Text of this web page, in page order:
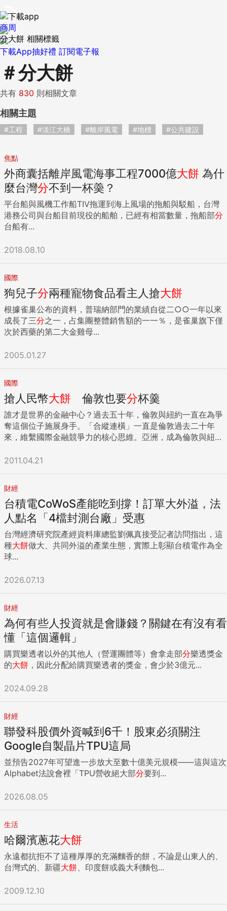
下載App抽好禮 訂閱電子報
商周
分大餅 相關標籤
＃分大餅
共有 830 則相關文章
相關主題
#工程 #淡江大橋 #離岸風電 #地標 #公共建設
焦點
外商囊括離岸風電海事工程7000億大餅 為什
麼台灣分不到一杯羮？
平台船與風機工作船TIV拖運到海上風場的拖船與駁船，台灣
港務公司與台船目前現役的船舶，已經有相當數量，拖船部分
台船有...
2018.08.10
國際
狗兒子分兩種寵物食品看主人搶大餅
根據雀巢公布的資料，普瑞納部門的業績自從二○○一年以來
成長了三分之一，占集團整體銷售額的一一％，是雀巢旗下僅
次於西藥的第二大金雞母...
2005.01.27
國際
搶人民幣大餅 倫敦也要分杯羹
誰才是世界的金融中心？過去五十年，倫敦與紐約一直在為爭
奪這個位子施展身手。「合縱連橫」一直是倫敦過去二十年
來，維繫國際金融競爭力的核心思維。亞洲，成為倫敦與紐約
法單獨吃下，」四月十二日，將鏡頭拉到上海，倫敦金融城市
的企圖心。 再回推到一個月前的倫敦金融城，英國的金融心
臟。白爾雅招待包括《商業周刊》在內的亞洲國際媒體記者
團，說明擁抱亞洲的積極態度；隔不到一個月，更展開亞洲巡
迴之旅。 今年三月二十二日英國智庫ZYen Group發表全球金
融中心排名調查，五年前僅三個亞洲城市進入全球前二十大，
如今香港、新加坡、上海，甚至台北等八個城市名列其中。這
就不難理解，白爾雅積極參訪的戰略目的。 倫敦證交所吸引亞
遠雄集團今年一月二十日才到倫敦掛牌第二上市，「審查期比
其他地方短，對中國投資不受五千萬美元投資上限限制，」則
是遠雄選擇倫敦的原因。 然而當前，倫敦與紐約都面臨金融修
法的政治壓力。「過去英國的金融監理哲學是等犯錯證據出現
才處理，我們現在希望可以有更多預防機制。」英國金融服務
管理局（FSA）首長Hector Sants表示。 籌資管道變多，有利
台企 金融機構管理趨嚴，讓英國金融巨擘巴克萊銀行與滙豐銀
行有意將總部搬離倫敦，還引發紐約與倫敦兩大市長口水戰。
外電報導紐約市長彭博（Michael Bloomberg）歡迎巴克萊消
息曝光，倫敦市長強生（Boris Johnson）回擊，要紐約把手
拿開， 「巴克萊是我們的。」 儘管如此，金管會國際處處長
許欽洲觀察，「就像是菜市場，儘管商品品項要多才有競爭
力，可是賣的蔬果不能有農藥，是基本的要求，」無論倫敦或
紐約都無法置身其外。 這波新局勢，對台灣影響是什麼？首
先，企業籌資管道選擇更國際化，其次，台灣的金融環境，在
包括本國企業在內，全球資金都在尋求新港灣時，還有沒有競
爭力。倫敦與紐約爭做全球第一，不過是這股新潮流下的縮
影。 ...
2011.04.21
財經
台積電CoWoS產能吃到撐！訂單大外溢，法
人點名「4檔封測台廠」受惠
台灣經濟研究院產經資料庫總監劉佩真接受記者訪問指出，這
種大餅做大、共同外溢的產業生態，實際上彰顯台積電作為全
球...
2026.07.13
財經
為何有些人投資就是會賺錢？關鍵在有沒有看
懂「這個邏輯」
購買樂透者以外的其他人（營運團體等）會拿走部分樂透獎金
的大餅 ，因此分配給購買樂透者的獎金，會少於3億元...
2024.09.28
財經
聯發科股價外資喊到6千！股東必須關注
Google自製晶片TPU這局
並預告2027年可望進一步放大至數十億美元規模——這與這次
Alphabet法說會裡「TPU營收絕大部分要到...
2026.08.05
生活
哈爾濱蔥花大餅
永遠都抗拒不了這種厚厚的充滿麵香的餅，不論是山東人的、
台灣式的、新疆大餅 、印度餅或義大利麵包...
2009.12.10